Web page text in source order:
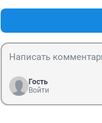
Гость
Войти